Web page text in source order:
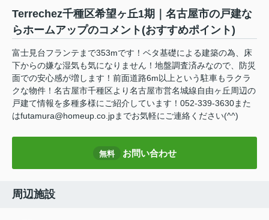
Terrechez千種区希望ヶ丘1期｜名古屋市の戸建な
らホームアップのコメント(おすすめポイント)
富士見台フランテまで353mです！ベタ基礎による建築の為、床
下からの嫌な湿気も気になりません！地盤調査済みなので、防災
面での安心感が増します！前面道路6m以上という駐車もラクラ
クな物件！名古屋市千種区より名古屋市営名城線自由ヶ丘周辺の
戸建て情報を多種多様にご紹介しています！052-339-3630また
はfutamura@homeup.co.jpまでお気軽にご連絡ください(^^)
無料 お問い合わせ
周辺施設